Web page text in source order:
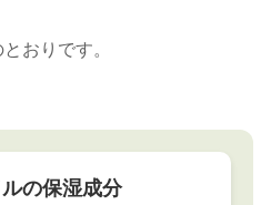
おりです。
の保湿成分